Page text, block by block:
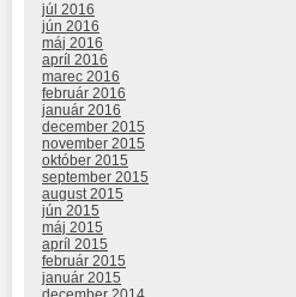
júl 2016
jún 2016
máj 2016
apríl 2016
marec 2016
február 2016
január 2016
december 2015
november 2015
október 2015
september 2015
august 2015
jún 2015
máj 2015
apríl 2015
február 2015
január 2015